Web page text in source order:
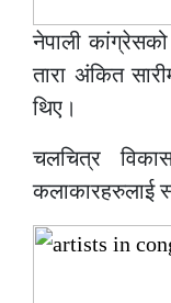
नेपाली
तारा अंकित
थिए।
चलचित्र
कलाकारहरुलाई